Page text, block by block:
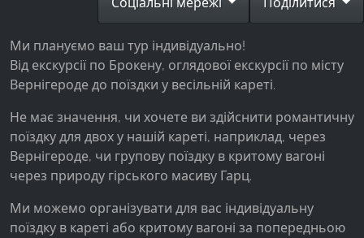
Ми плануємо ваш тур індивідуально!
Від екскурсії по Брокену, оглядової екскурсії по місту
Вернігероде до поїздки у весільній кареті.
Не має значення, чи хочете ви здійснити романтичну
поїздку для двох у нашій кареті, наприклад, через
Вернігероде, чи групову поїздку в критому вагоні
через природу гірського масиву Гарц.
Ми можемо організувати для вас індивідуальну
поїздку в кареті або критому вагоні за попередньою
Name:
_fbp, fr, _fbq, fbq
Provider:
Facebook Ireland Ltd.
Purpose:
Вимірювання реклами та маркетинг
3 місяці - 1 рік